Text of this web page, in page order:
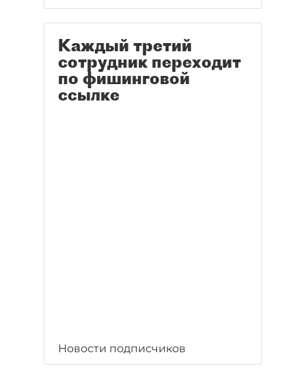
Каждый третий
сотрудник переходит
по фишинговой
ссылке
Новости подписчиков